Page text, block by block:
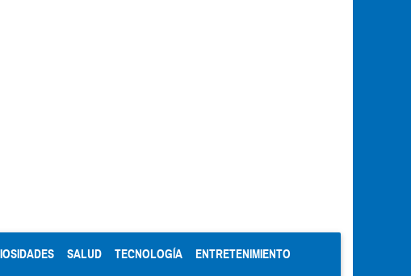
SALUD TECNOLOGÍA ENTRETENIMIENTO